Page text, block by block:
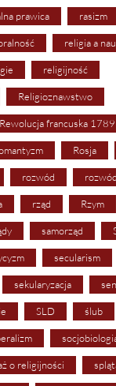
prawica rasizm
religia a
religijność
Religioznawstwo
Rewolucja francuska 1789
Rosja
rozwód
rząd Rzym
samorząd
secularism
sekularyzacja
SLD ślub
o religijności